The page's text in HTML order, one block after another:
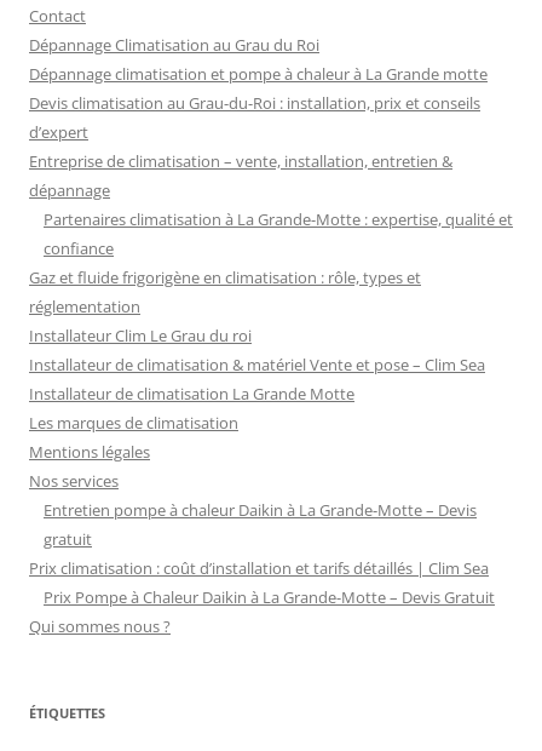
Contact
Dépannage Climatisation au Grau du Roi
Dépannage climatisation et pompe à chaleur à La Grande motte
Devis climatisation au Grau-du-Roi : installation, prix et conseils
d’expert
Entreprise de climatisation – vente, installation, entretien &
dépannage
Partenaires climatisation à La Grande-Motte : expertise, qualité et
confiance
Gaz et fluide frigorigène en climatisation : rôle, types et
réglementation
Installateur Clim Le Grau du roi
Installateur de climatisation & matériel Vente et pose – Clim Sea
Installateur de climatisation La Grande Motte
Les marques de climatisation
Mentions légales
Nos services
Entretien pompe à chaleur Daikin à La Grande-Motte – Devis
gratuit
Prix climatisation : coût d’installation et tarifs détaillés | Clim Sea
Prix Pompe à Chaleur Daikin à La Grande-Motte – Devis Gratuit
Qui sommes nous ?
ÉTIQUETTES